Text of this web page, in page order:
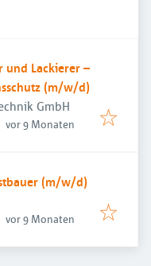
und Lackierer –
(m/w/d)
GmbH
Veröffentlicht:
vor 9 Monaten
(m/w/d)
Veröffentlicht:
vor 9 Monaten